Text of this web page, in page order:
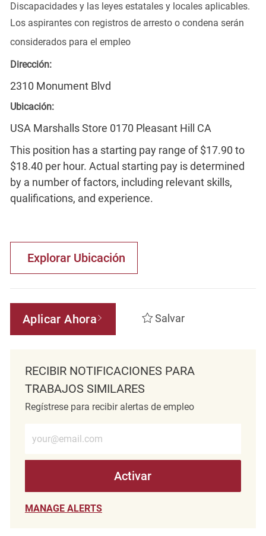
Discapacidades y las leyes estatales y locales aplicables.
Los aspirantes con registros de arresto o condena serán
considerados para el empleo
Dirección:
2310 Monument Blvd
Ubicación:
USA Marshalls Store 0170 Pleasant Hill CA
This position has a starting pay range of $17.90 to
$18.40 per hour. Actual starting pay is determined
by a number of factors, including relevant skills,
qualifications, and experience.
Explorar Ubicación
Aplicar Ahora Salvar
RECIBIR NOTIFICACIONES PARA
TRABAJOS SIMILARES
Regístrese para recibir alertas de empleo
Activar
MANAGE ALERTS